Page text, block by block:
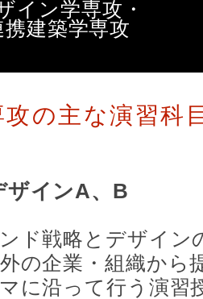
イン学専攻・
建築学専攻
要
の主な演習科
ザインA、B
ド戦略とデザイン
の企業・組織から
に沿って行う演習